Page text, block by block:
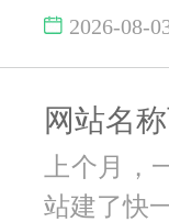
2026-08-
上个月
站建了快